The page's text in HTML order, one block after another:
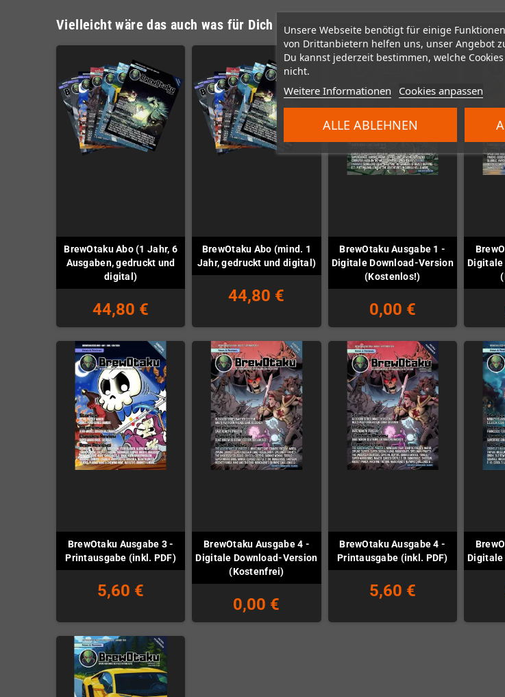
Unsere Webseite benötigt für einige
von Drittanbietern helfen uns, unser Angebot
Du kannst jederzeit bestimmen, welche
nicht.
Weitere Informationen Cookies anpassen
ALLE ABLEHNEN
Vielleicht wäre das auch was für Dich
BrewOtaku Abo (1 Jahr, 6
Ausgaben, gedruckt und
digital)
44,80 €
BrewOtaku Abo (mind. 1
Jahr, gedruckt und digital)
44,80 €
BrewOtaku Ausgabe 1 -
Digitale Download-Version
(Kostenlos!)
0,00 €
Digitale
BrewOtaku Ausgabe 3 -
Printausgabe (inkl. PDF)
5,60 €
BrewOtaku Ausgabe 4 -
Digitale Download-Version
(Kostenfrei)
0,00 €
BrewOtaku Ausgabe 4 -
Printausgabe (inkl. PDF)
5,60 €
Digitale